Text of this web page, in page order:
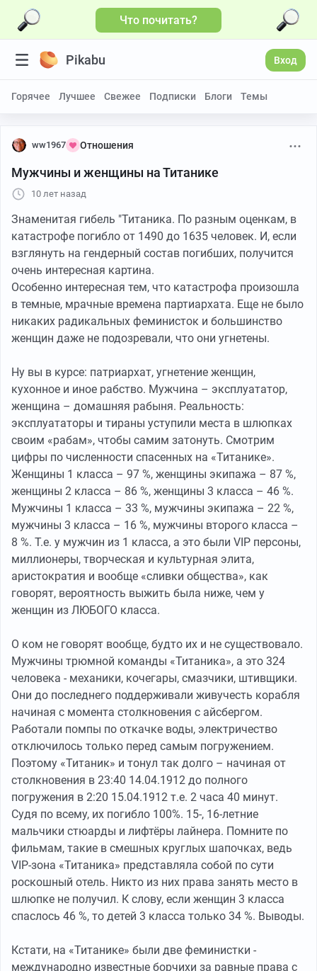
Что почитать?
Pikabu Вход
Горячее Лучшее Свежее Подписки Блоги Темы
ww1967 Отношения
Мужчины и женщины на Титанике
10 лет назад
Знаменитая гибель "Титаника. По разным оценкам, в
катастрофе погибло от 1490 до 1635 человек. И, если
взглянуть на гендерный состав погибших, получится
очень интересная картина.
Особенно интересная тем, что катастрофа произошла
в темные, мрачные времена партиархата. Еще не было
никаких радикальных феминисток и большинство
женщин даже не подозревали, что они угнетены.
Ну вы в курсе: патриархат, угнетение женщин,
кухонное и иное рабство. Мужчина – эксплуататор,
женщина – домашняя рабыня. Реальность:
эксплуататоры и тираны уступили места в шлюпках
своим «рабам», чтобы самим затонуть. Смотрим
цифры по численности спасенных на «Титанике».
Женщины 1 класса – 97 %, женщины экипажа – 87 %,
женщины 2 класса – 86 %, женщины 3 класса – 46 %.
Мужчины 1 класса – 33 %, мужчины экипажа – 22 %,
мужчины 3 класса – 16 %, мужчины второго класса –
8 %. Т.е. у мужчин из 1 класса, а это были VIP персоны,
миллионеры, творческая и культурная элита,
аристократия и вообще «сливки общества», как
говорят, вероятность выжить была ниже, чем у
женщин из ЛЮБОГО класса.
О ком не говорят вообще, будто их и не существовало.
Мужчины трюмной команды «Титаника», а это 324
человека - механики, кочегары, смазчики, штивщики.
Они до последнего поддерживали живучесть корабля
начиная с момента столкновения с айсбергом.
Работали помпы по откачке воды, электричество
отключилось только перед самым погружением.
Поэтому «Титаник» и тонул так долго – начиная от
столкновения в 23:40 14.04.1912 до полного
погружения в 2:20 15.04.1912 т.е. 2 часа 40 минут.
Судя по всему, их погибло 100%. 15-, 16-летние
мальчики стюарды и лифтёры лайнера. Помните по
фильмам, такие в смешных круглых шапочках, ведь
VIP-зона «Титаника» представляла собой по сути
роскошный отель. Никто из них права занять место в
шлюпке не получил. К слову, если женщин 3 класса
спаслось 46 %, то детей 3 класса только 34 %. Выводы.
Кстати, на «Титанике» были две феминистки -
международно известные борчихи за равные права с